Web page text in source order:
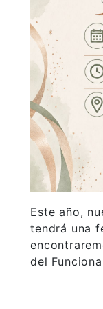
Este año,
tendrá una
del